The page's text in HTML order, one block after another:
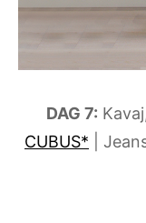
DAG 7:
CUBUS* |